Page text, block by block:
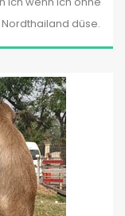
düse.